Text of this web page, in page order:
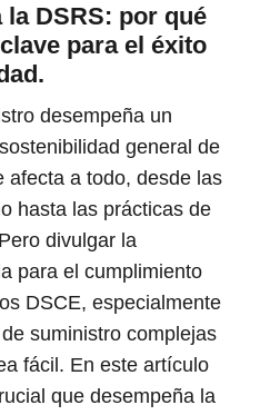
DSRS: por qué
para el éxito
desempeña un
general de
afecta a todo, desde las
hasta las prácticas de
divulgar la
para el cumplimiento
DSCE, especialmente
suministro complejas
fácil. En este artículo
que desempeña la